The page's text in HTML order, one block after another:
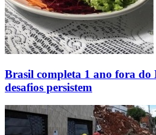
Brasil completa 1 ano fora do
desafios persistem